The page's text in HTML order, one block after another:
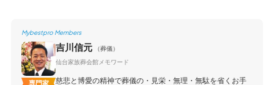
Mybestpro Members
専門家
吉川信元
（葬儀）
仙台家族葬会館メモワード
慈悲と博愛の精神で葬儀の・見栄・無理・無駄を省くお手